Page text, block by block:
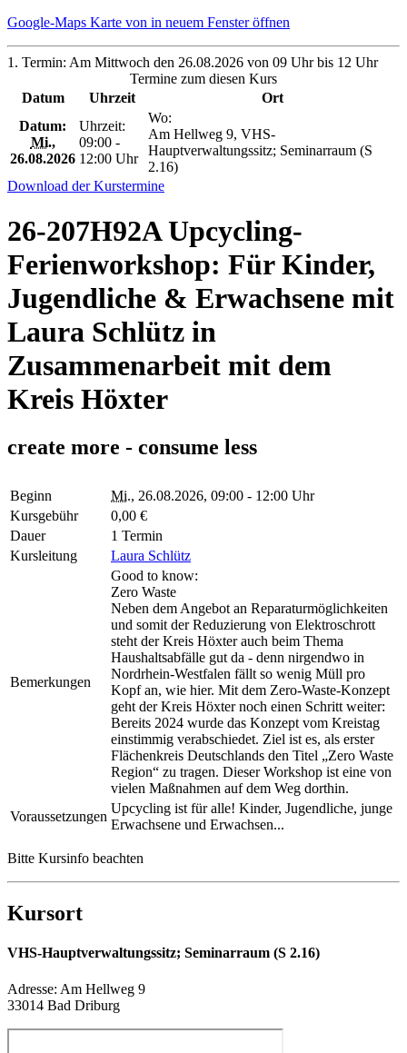
Google-Maps Karte von in neuem Fenster öffnen
1. Termin: Am Mittwoch den 26.08.2026 von 09 Uhr bis 12 Uhr
Termine zum diesen Kurs
Datum
Uhrzeit
Ort
Datum:
Mi.,
26.08.2026
Uhrzeit:
09:00 -
12:00 Uhr
Wo:
Am Hellweg 9, VHS-
Hauptverwaltungssitz; Seminarraum (S
2.16)
Download der Kurstermine
26-207H92A Upcycling-
Ferienworkshop: Für Kinder,
Jugendliche & Erwachsene mit
Laura Schlütz in
Zusammenarbeit mit dem
Kreis Höxter
create more - consume less
Beginn Mi., 26.08.2026, 09:00 - 12:00 Uhr
Kursgebühr
0,00 €
Dauer
1 Termin
Kursleitung
Laura Schlütz
Bemerkungen
Good to know:
Zero Waste
Neben dem Angebot an Reparaturmöglichkeiten
und somit der Reduzierung von Elektroschrott
steht der Kreis Höxter auch beim Thema
Haushaltsabfälle gut da - denn nirgendwo in
Nordrhein-Westfalen fällt so wenig Müll pro
Kopf an, wie hier. Mit dem Zero-Waste-Konzept
geht der Kreis Höxter noch einen Schritt weiter:
Bereits 2024 wurde das Konzept vom Kreistag
einstimmig verabschiedet. Ziel ist es, als erster
Flächenkreis Deutschlands den Titel „Zero Waste
Region“ zu tragen. Dieser Workshop ist eine von
vielen Maßnahmen auf dem Weg dorthin.
Voraussetzungen
Upcycling ist für alle! Kinder, Jugendliche, junge
Erwachsene und Erwachsen...
Bitte Kursinfo beachten
Kursort
VHS-Hauptverwaltungssitz; Seminarraum (S 2.16)
Adresse: Am Hellweg 9
33014 Bad Driburg